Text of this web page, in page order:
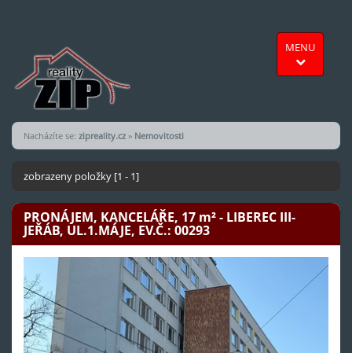
MENU
Nacházíte se: zipreality.cz » Nemovitosti
zobrazeny položky [1 - 1]
PRONÁJEM, KANCELÁŘE, 17 m²- LIBEREC III-
JEŘÁB, UL.1.MÁJE, EV.Č.: 00293